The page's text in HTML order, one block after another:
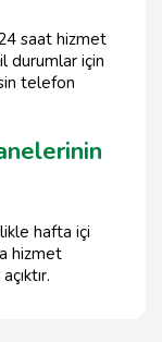
saat hizmet
durumlar için
telefon
hafta içi
hizmet